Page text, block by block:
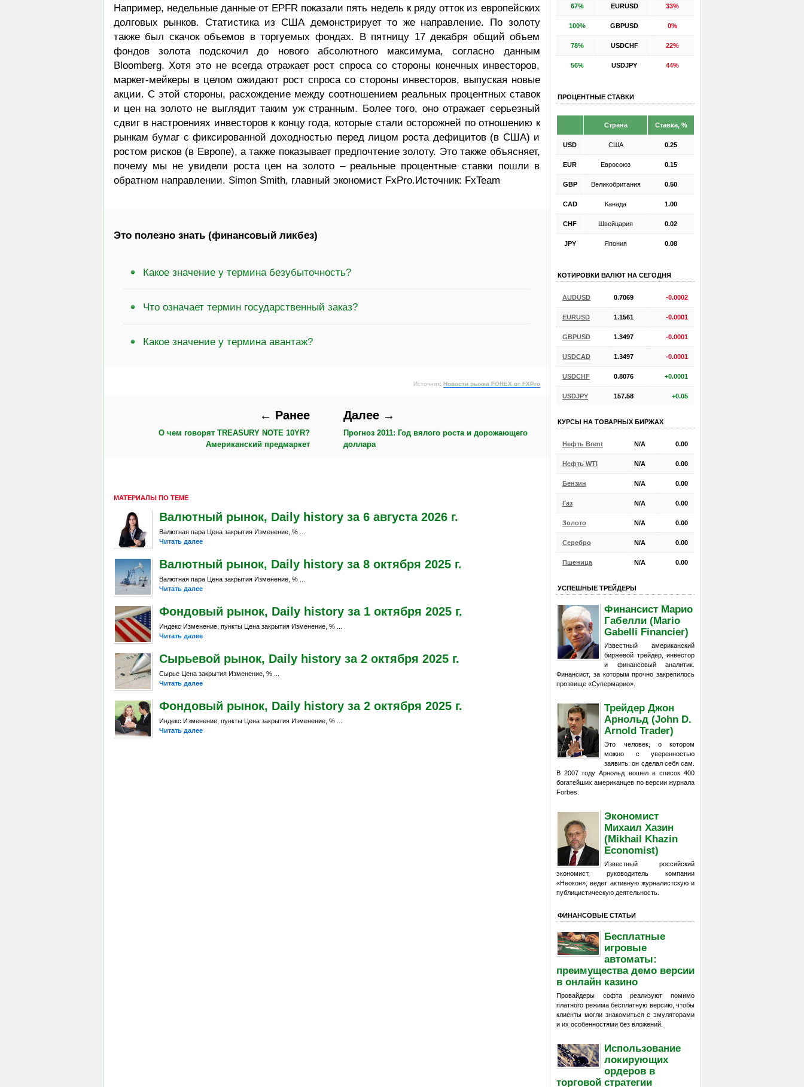
Например, недельные данные от EPFR показали пять недель к ряду отток из европейских
долговых рынков. Статистика из США демонстрирует то же направление. По золоту
также был скачок объемов в торгуемых фондах. В пятницу 17 декабря общий объем
фондов золота подскочил до нового абсолютного максимума, согласно данным
Bloomberg. Хотя это не всегда отражает рост спроса со стороны конечных инвесторов,
маркет-мейкеры в целом ожидают рост спроса со стороны инвесторов, выпуская новые
акции. С этой стороны, расхождение между соотношением реальных процентных ставок
и цен на золото не выглядит таким уж странным. Более того, оно отражает серьезный
сдвиг в настроениях инвесторов к концу года, которые стали осторожней по отношению к
рынкам бумаг с фиксированной доходностью перед лицом роста дефицитов (в США) и
ростом рисков (в Европе), а также показывает предпочтение золоту. Это также объясняет,
почему мы не увидели роста цен на золото – реальные процентные ставки пошли в
обратном направлении. Simon Smith, главный экономист FxPro.Источник: FxTeam
Это полезно знать (финансовый ликбез)
Какое значение у термина безубыточность?
Что означает термин государственный заказ?
Какое значение у термина авантаж?
Источник: Новости рынка FOREX от FXPro
← Ранее
О чем говорят TREASURY NOTE 10YR?
Американский предмаркет
Далее →
Прогноз 2011: Год вялого роста и дорожающего
доллара
МАТЕРИАЛЫ ПО ТЕМЕ
Валютный рынок, Daily history за 6 августа 2026 г.
Валютная пара Цена закрытия Изменение, % ...
Читать далее
Валютный рынок, Daily history за 8 октября 2025 г.
Валютная пара Цена закрытия Изменение, % ...
Читать далее
Фондовый рынок, Daily history за 1 октября 2025 г.
Индекс Изменение, пункты Цена закрытия Изменение, % ...
Читать далее
Сырьевой рынок, Daily history за 2 октября 2025 г.
Сырье Цена закрытия Изменение, % ...
Читать далее
Фондовый рынок, Daily history за 2 октября 2025 г.
Индекс Изменение, пункты Цена закрытия Изменение, % ...
Читать далее
67% EURUSD 33%
100% GBPUSD 0%
78% USDCHF 22%
56% USDJPY 44%
ПРОЦЕНТНЫЕ СТАВКИ
Страна Ставка, %
USD США 0.25
EUR Евросоюз 0.15
GBP Великобритания 0.50
CAD Канада 1.00
CHF Швейцария 0.02
JPY Япония 0.08
КОТИРОВКИ ВАЛЮТ НА СЕГОДНЯ
AUDUSD 0.7069 -0.0002
EURUSD 1.1561 -0.0001
GBPUSD 1.3497 -0.0001
USDCAD 1.3497 -0.0001
USDCHF 0.8076 +0.0001
USDJPY 157.58 +0.05
КУРСЫ НА ТОВАРНЫХ БИРЖАХ
Нефть Brent N/A 0.00
Нефть WTI N/A 0.00
Бензин N/A 0.00
Газ N/A 0.00
Золото N/A 0.00
Серебро N/A 0.00
Пшеница N/A 0.00
УСПЕШНЫЕ ТРЕЙДЕРЫ
Финансист Марио
Габелли (Mario
Gabelli Financier)
Известный американский
биржевой трейдер, инвестор
и финансовый аналитик.
Финансист, за которым прочно закрепилось
прозвище «Супермарио».
Трейдер Джон
Арнольд (John D.
Arnold Trader)
Это человек, о котором
можно с уверенностью
заявить: он сделал себя сам.
В 2007 году Арнольд вошел в список 400
богатейших американцев по версии журнала
Forbes.
Экономист
Михаил Хазин
(Mikhail Khazin
Economist)
Известный российский
экономист, руководитель компании
«Неокон», ведет активную журналистскую и
публицистическую деятельность.
ФИНАНСОВЫЕ СТАТЬИ
Бесплатные
игровые
автоматы:
преимущества демо версии
в онлайн казино
Провайдеры софта реализуют помимо
платного режима бесплатную версию, чтобы
клиенты могли знакомиться с эмуляторами
и их особенностями без вложений.
Использование
локирующих
ордеров в
торговой стратегии